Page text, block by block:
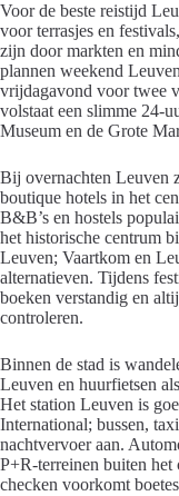
Voor de beste reistijd
voor terrasjes en
zijn door markten en
plannen weekend
vrijdagavond voor twee
volstaat een slimme 24-
Museum en de Grote
Bij overnachten Leuven
boutique hotels in het
B&B’s en hostels
het historische centrum
Leuven; Vaartkom en
alternatieven. Tijdens
boeken verstandig en
controleren.
Binnen de stad is
Leuven en huurfietsen
Het station Leuven is
International; bussen,
nachtvervoer aan.
P+R-terreinen buiten het
checken voorkomt